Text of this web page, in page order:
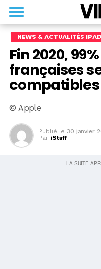
NEWS & ACTUALITÉS IPAD
Fin 2020,
françaises
compatibles
© Apple
Publié le 30 janvier
Par iStaff